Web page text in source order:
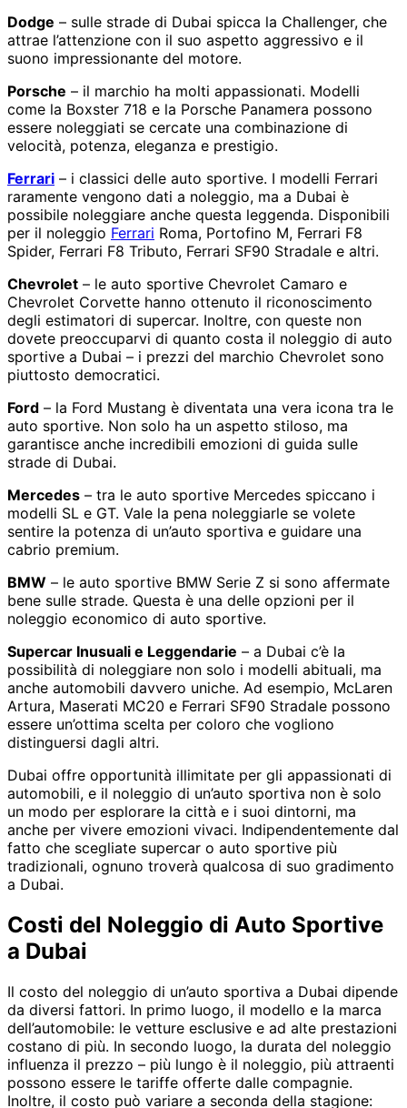
Dodge – sulle strade di Dubai spicca la Challenger, che
attrae l’attenzione con il suo aspetto aggressivo e il
suono impressionante del motore.
Porsche – il marchio ha molti appassionati. Modelli
come la Boxster 718 e la Porsche Panamera possono
essere noleggiati se cercate una combinazione di
velocità, potenza, eleganza e prestigio.
Ferrari – i classici delle auto sportive. I modelli Ferrari
raramente vengono dati a noleggio, ma a Dubai è
possibile noleggiare anche questa leggenda. Disponibili
per il noleggio Ferrari Roma, Portofino M, Ferrari F8
Spider, Ferrari F8 Tributo, Ferrari SF90 Stradale e altri.
Chevrolet – le auto sportive Chevrolet Camaro e
Chevrolet Corvette hanno ottenuto il riconoscimento
degli estimatori di supercar. Inoltre, con queste non
dovete preoccuparvi di quanto costa il noleggio di auto
sportive a Dubai – i prezzi del marchio Chevrolet sono
piuttosto democratici.
Ford – la Ford Mustang è diventata una vera icona tra le
auto sportive. Non solo ha un aspetto stiloso, ma
garantisce anche incredibili emozioni di guida sulle
strade di Dubai.
Mercedes – tra le auto sportive Mercedes spiccano i
modelli SL e GT. Vale la pena noleggiarle se volete
sentire la potenza di un’auto sportiva e guidare una
cabrio premium.
BMW – le auto sportive BMW Serie Z si sono affermate
bene sulle strade. Questa è una delle opzioni per il
noleggio economico di auto sportive.
Supercar Inusuali e Leggendarie – a Dubai c’è la
possibilità di noleggiare non solo i modelli abituali, ma
anche automobili davvero uniche. Ad esempio, McLaren
Artura, Maserati MC20 e Ferrari SF90 Stradale possono
essere un’ottima scelta per coloro che vogliono
distinguersi dagli altri.
Dubai offre opportunità illimitate per gli appassionati di
automobili, e il noleggio di un’auto sportiva non è solo
un modo per esplorare la città e i suoi dintorni, ma
anche per vivere emozioni vivaci. Indipendentemente dal
fatto che scegliate supercar o auto sportive più
tradizionali, ognuno troverà qualcosa di suo gradimento
a Dubai.
Costi del Noleggio di Auto Sportive
a Dubai
Il costo del noleggio di un’auto sportiva a Dubai dipende
da diversi fattori. In primo luogo, il modello e la marca
dell’automobile: le vetture esclusive e ad alte prestazioni
costano di più. In secondo luogo, la durata del noleggio
influenza il prezzo – più lungo è il noleggio, più attraenti
possono essere le tariffe offerte dalle compagnie.
Inoltre, il costo può variare a seconda della stagione: